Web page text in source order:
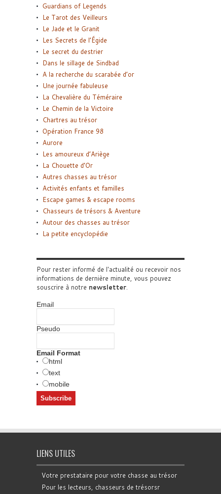
Guardians of Legends
Le Tarot des Veilleurs
Le Jade et le Granit
Les Secrets de l’Égide
Le secret du destrier
Dans le sillage de Sindbad
A la recherche du scarabée d’or
Une journée fabuleuse
La Chevalière du Téméraire
Le Chemin de la Victoire
Chartres au trésor
Opération France 98
Aurore
Les amoureux d’Ariège
La Chouette d’Or
Autres chasses au trésor
Activités enfants et familles
Escape games & escape rooms
Chasseurs de trésors & Aventure
Autour des chasses au trésor
La petite encyclopédie
Pour rester informé de l'actualité ou recevoir nos
informations de dernière minute, vous pouvez
souscrire à notre newsletter.
Email
Pseudo
Email Format
html
text
mobile
LIENS UTILES
Votre prestataire pour votre chasse au trésor
Pour les lecteurs, chasseurs de trésorsr